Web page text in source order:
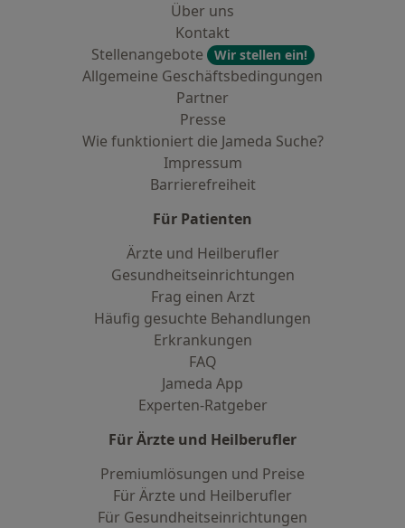
Über uns
Kontakt
Stellenangebote
Wir stellen ein!
Allgemeine Geschäftsbedingungen
Partner
Presse
Wie funktioniert die Jameda Suche?
Impressum
Barrierefreiheit
Für Patienten
Ärzte und Heilberufler
Gesundheitseinrichtungen
Frag einen Arzt
Häufig gesuchte Behandlungen
Erkrankungen
FAQ
Jameda App
Experten-Ratgeber
Für Ärzte und Heilberufler
Premiumlösungen und Preise
Für Ärzte und Heilberufler
Für Gesundheitseinrichtungen